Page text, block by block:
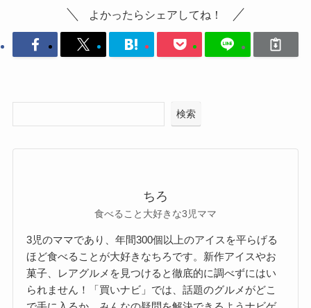
よかったらシェアしてね！
検索
ちろ
食べること大好きな3児ママ
3児のママであり、年間300個以上のアイスを平らげる
ほど食べることが大好きなちろです。新作アイスやお
菓子、レアグルメを見つけると徹底的に調べずにはい
られません！「買いナビ」では、話題のグルメがどこ